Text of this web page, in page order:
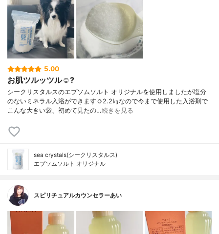
5.00
お肌ツルッツル☺️?
シークリスタルスのエプソムソルト オリジナルを使用しましたが塩分
のないミネラル入浴ができます☺︎2.2㎏なので今まで使用した入浴剤で
こんな大きい袋、初めて見たの…続きを見る
sea crystals(シークリスタルス)
エプソムソルト オリジナル
スピリチュアルカウンセラーあい